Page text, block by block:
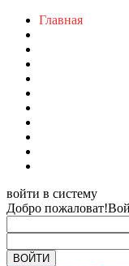
Главная
войти в систему
Добро пожаловат!